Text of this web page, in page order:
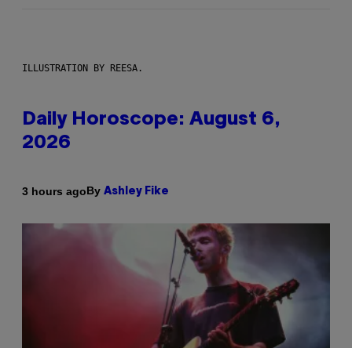
ILLUSTRATION BY REESA.
Daily Horoscope: August 6,
2026
3 hours agoBy Ashley Fike